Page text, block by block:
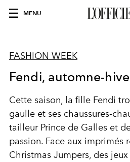
MENU
FASHION WEEK
Fendi, automne-
Cette saison, la fille Fendi
gaulle et ses chaussures-
tailleur Prince de Galles et
passion. Face aux imprimés
Christmas Jumpers, des